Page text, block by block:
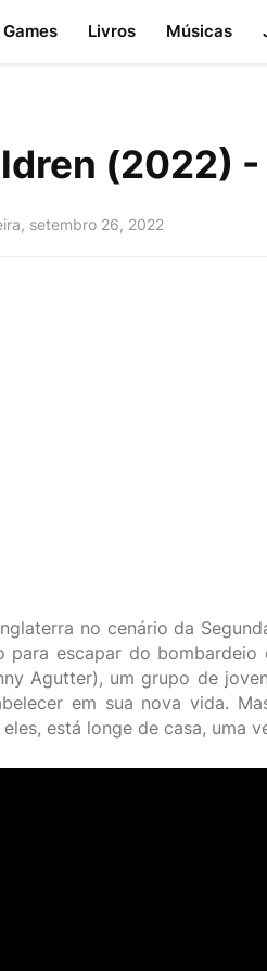
Games Livros Músicas
(2022)
setembro 26, 2022
no cenário da
para escapar do
Agutter), um grupo de
em sua nova vida.
está longe de casa, uma